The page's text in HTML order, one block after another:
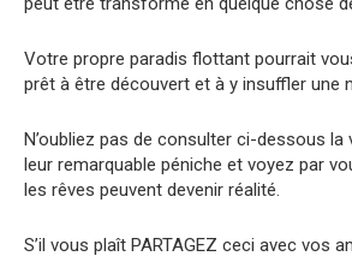
Votre propre paradis flottant pourrait
prêt à être découvert et à y insuffler une
N’oubliez pas de consulter ci-dessous la
leur remarquable péniche et voyez par
les rêves peuvent devenir réalité.
S’il vous plaît PARTAGEZ ceci avec vos